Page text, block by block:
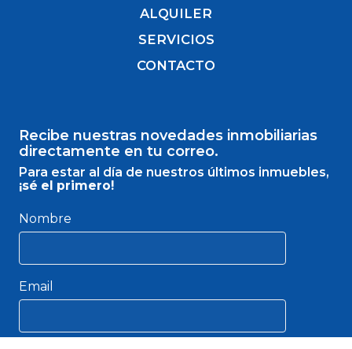
ALQUILER
SERVICIOS
CONTACTO
Recibe nuestras novedades inmobiliarias
directamente en tu correo.
Para estar al día de nuestros últimos inmuebles,
¡sé el primero!
Nombre
Email